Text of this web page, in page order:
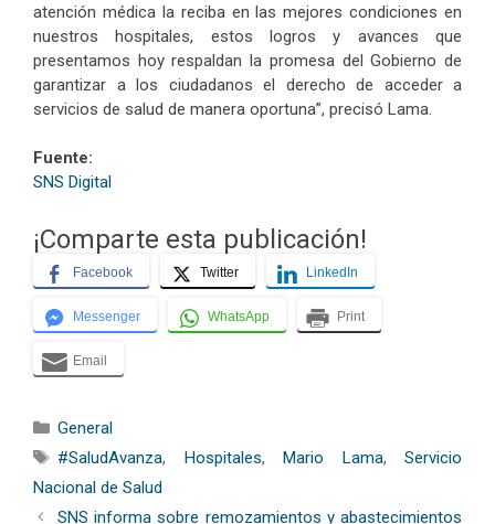
atención médica la reciba en las mejores condiciones en
nuestros hospitales, estos logros y avances que
presentamos hoy respaldan la promesa del Gobierno de
garantizar a los ciudadanos el derecho de acceder a
servicios de salud de manera oportuna”, precisó Lama.
Fuente:
SNS Digital
¡Comparte esta publicación!
Facebook Twitter LinkedIn
Messenger WhatsApp Print
Email
Categorías
General
Etiquetas
#SaludAvanza, Hospitales, Mario Lama, Servicio
Nacional de Salud
SNS informa sobre remozamientos y abastecimientos